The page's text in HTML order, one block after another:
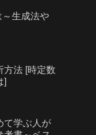
～生成法や
方法 [時定数
]
て学ぶ人が